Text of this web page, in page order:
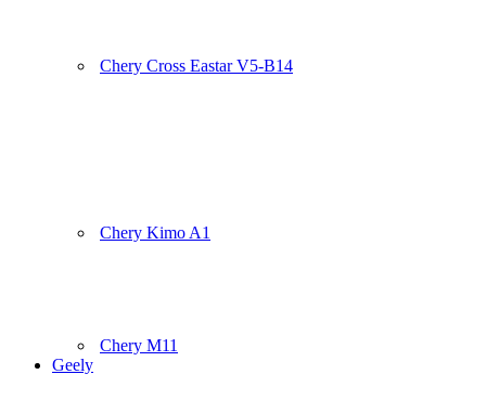
Chery Cross Eastar V5-B14
Chery Kimo A1
Chery M11
Geely